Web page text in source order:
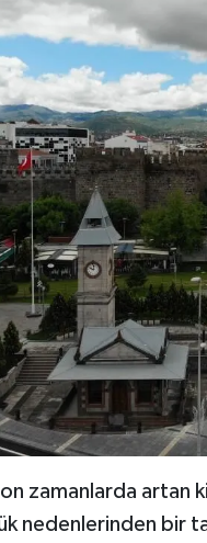
zamanlarda artan
nedenlerinden bir